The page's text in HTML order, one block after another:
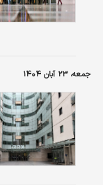
جمعه، ۲۳ آبان ۱۴۰۴